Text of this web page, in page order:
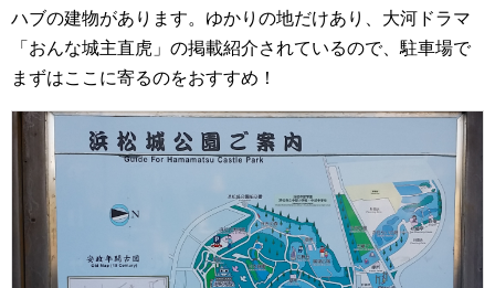
ハブの建物があります。ゆかりの地だけあり、大河ドラマ
「おんな城主直虎」の掲載紹介されているので、駐車場で
まずはここに寄るのをおすすめ！